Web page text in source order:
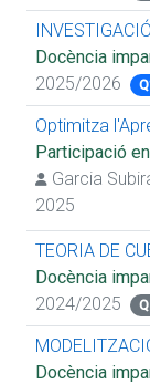
Docència
2025/2026
Optimitza
Participació
Garcia
2025
TEORIA DE
Docència
2024/2025
Docència